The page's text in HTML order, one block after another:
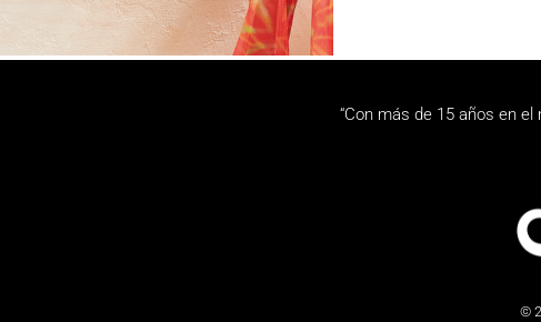
“Con más de 15 años en
©